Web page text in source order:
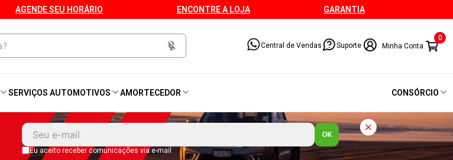
AGENDE SEU HORÁRIO ENCONTRE A LOJA GARANTIA
Central de Vendas Suporte
0
SERVIÇOS AUTOMOTIVOS AMORTECEDOR CONSÓRCIO
OK
Eu aceito receber comunicações via e-mail